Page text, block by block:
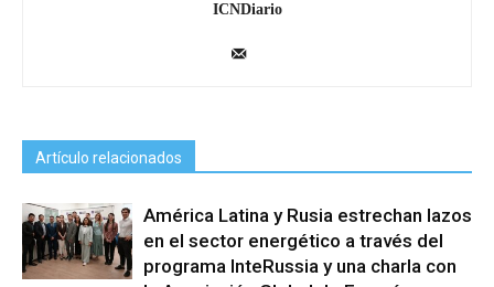
ICNDiario
Artículo relacionados
América Latina y Rusia estrechan lazos
en el sector energético a través del
programa InteRussia y una charla con